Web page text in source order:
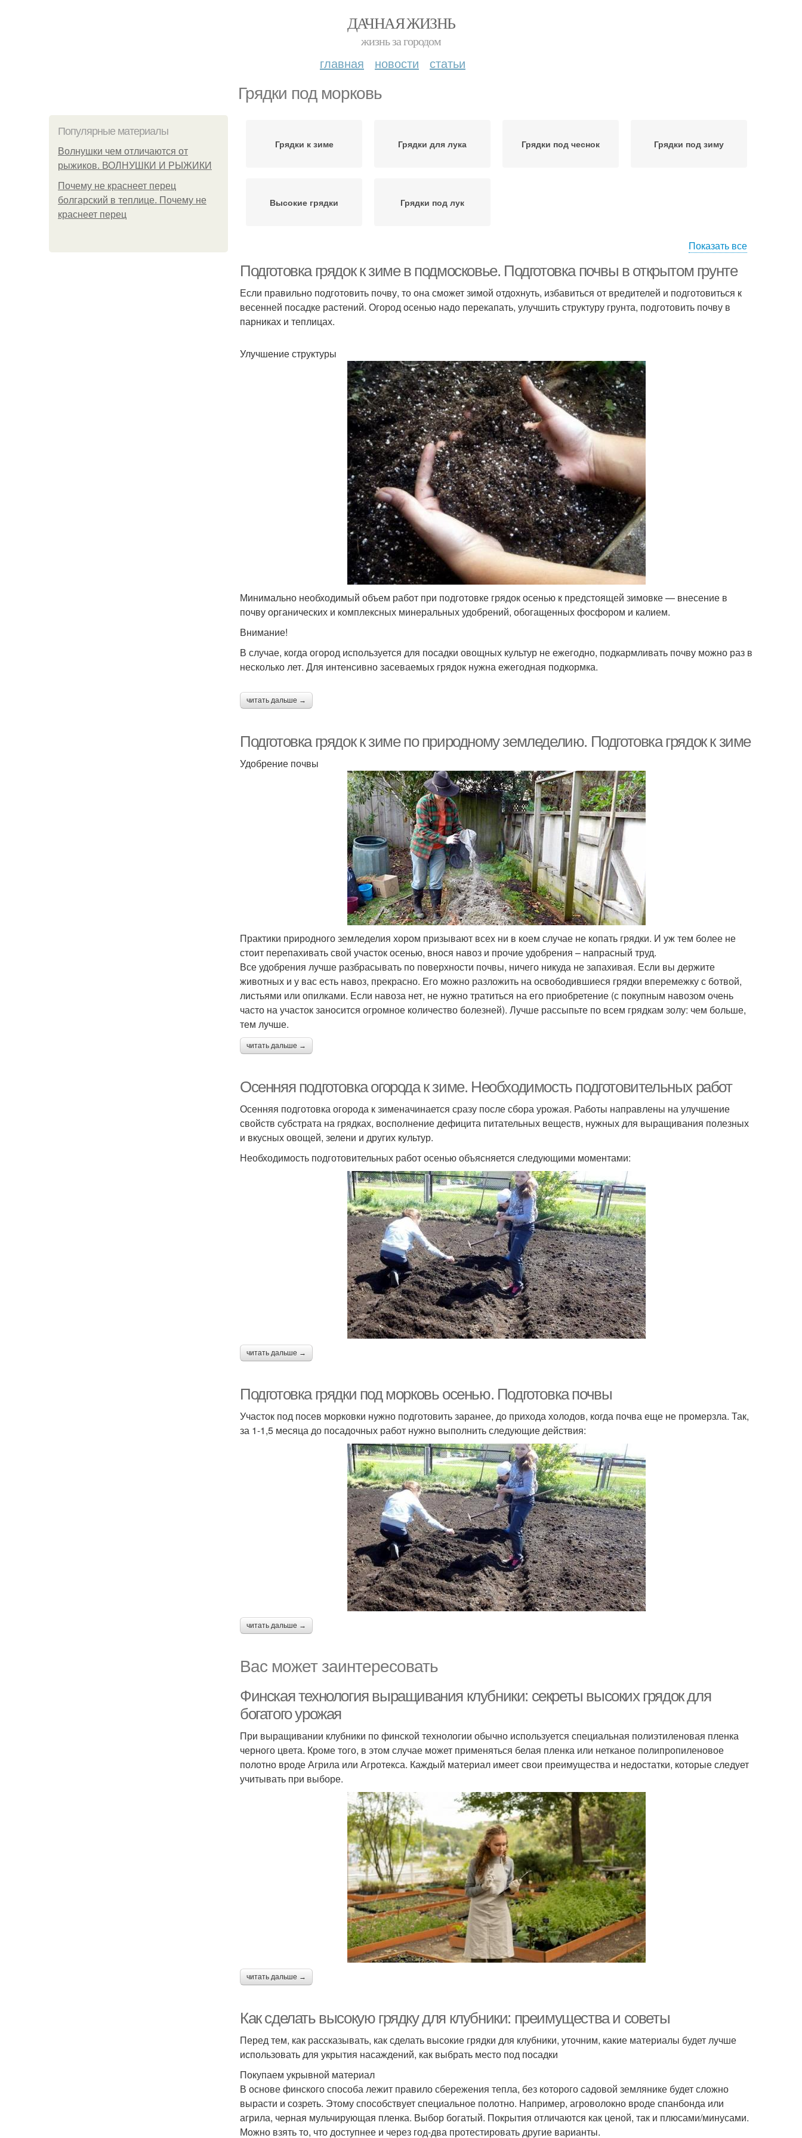
ДАЧНАЯ ЖИЗНЬ
жизнь за городом
главная новости статьи
Грядки под морковь
Популярные материалы
Волнушки чем отличаются от
рыжиков. ВОЛНУШКИ И РЫЖИКИ
Почему не краснеет перец
болгарский в теплице. Почему не
краснеет перец
Грядки к зиме Грядки для лука Грядки под чеснок Грядки под зиму
Высокие грядки Грядки под лук
Показать все
Подготовка грядок к зиме в подмосковье. Подготовка почвы в открытом грунте
Если правильно подготовить почву, то она сможет зимой отдохнуть, избавиться от вредителей и подготовиться к
весенней посадке растений. Огород осенью надо перекапать, улучшить структуру грунта, подготовить почву в
парниках и теплицах.
Улучшение структуры
Минимально необходимый объем работ при подготовке грядок осенью к предстоящей зимовке — внесение в
почву органических и комплексных минеральных удобрений, обогащенных фосфором и калием.
Внимание!
В случае, когда огород используется для посадки овощных культур не ежегодно, подкармливать почву можно раз в
несколько лет. Для интенсивно засеваемых грядок нужна ежегодная подкормка.
читать дальше →
Подготовка грядок к зиме по природному земледелию. Подготовка грядок к зиме
Удобрение почвы
Практики природного земледелия хором призывают всех ни в коем случае не копать грядки. И уж тем более не
стоит перепахивать свой участок осенью, внося навоз и прочие удобрения – напрасный труд.
Все удобрения лучше разбрасывать по поверхности почвы, ничего никуда не запахивая. Если вы держите
животных и у вас есть навоз, прекрасно. Его можно разложить на освободившиеся грядки вперемежку с ботвой,
листьями или опилками. Если навоза нет, не нужно тратиться на его приобретение (с покупным навозом очень
часто на участок заносится огромное количество болезней). Лучше рассыпьте по всем грядкам золу: чем больше,
тем лучше.
читать дальше →
Осенняя подготовка огорода к зиме. Необходимость подготовительных работ
Осенняя подготовка огорода к зименачинается сразу после сбора урожая. Работы направлены на улучшение
свойств субстрата на грядках, восполнение дефицита питательных веществ, нужных для выращивания полезных
и вкусных овощей, зелени и других культур.
Необходимость подготовительных работ осенью объясняется следующими моментами:
читать дальше →
Подготовка грядки под морковь осенью. Подготовка почвы
Участок под посев морковки нужно подготовить заранее, до прихода холодов, когда почва еще не промерзла. Так,
за 1-1,5 месяца до посадочных работ нужно выполнить следующие действия:
читать дальше →
Вас может заинтересовать
Финская технология выращивания клубники: секреты высоких грядок для
богатого урожая
При выращивании клубники по финской технологии обычно используется специальная полиэтиленовая пленка
черного цвета. Кроме того, в этом случае может применяться белая пленка или нетканое полипропиленовое
полотно вроде Агрила или Агротекса. Каждый материал имеет свои преимущества и недостатки, которые следует
учитывать при выборе.
читать дальше →
Как сделать высокую грядку для клубники: преимущества и советы
Перед тем, как рассказывать, как сделать высокие грядки для клубники, уточним, какие материалы будет лучше
использовать для укрытия насаждений, как выбрать место под посадки
Покупаем укрывной материал
В основе финского способа лежит правило сбережения тепла, без которого садовой землянике будет сложно
вырасти и созреть. Этому способствует специальное полотно. Например, агроволокно вроде спанбонда или
агрила, черная мульчирующая пленка. Выбор богатый. Покрытия отличаются как ценой, так и плюсами/минусами.
Можно взять то, что доступнее и через год-два протестировать другие варианты.